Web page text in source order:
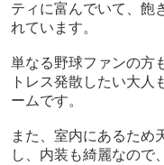
ティに富んでいて、飽
れています。
単なる野球ファンの方
トレス発散したい大人
ームです。
また、室内にあるため
し、内装も綺麗なので